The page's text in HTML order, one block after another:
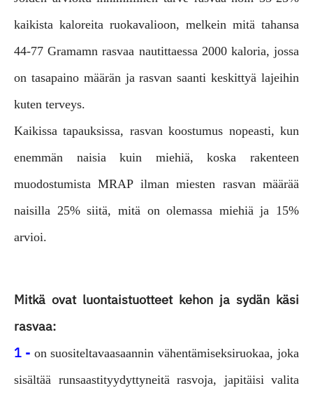
kaikista kaloreita ruokavalioon, melkein mitä tahansa
44-77 Gramamn rasvaa nautittaessa 2000 kaloria, jossa
on tasapaino määrän ja rasvan saanti keskittyä lajeihin
kuten terveys.
Kaikissa tapauksissa, rasvan koostumus nopeasti, kun
enemmän naisia ​​kuin miehiä, koska rakenteen
muodostumista MRAP ilman miesten rasvan määrää
naisilla 25% siitä, mitä on olemassa miehiä ja 15%
arvioi.
Mitkä ovat luontaistuotteet kehon ja sydän käsi
rasvaa:
1 -on suositeltavaasaannin vähentämiseksiruokaa, joka
sisältää runsaastityydyttyneitä rasvoja, japitäisi valita